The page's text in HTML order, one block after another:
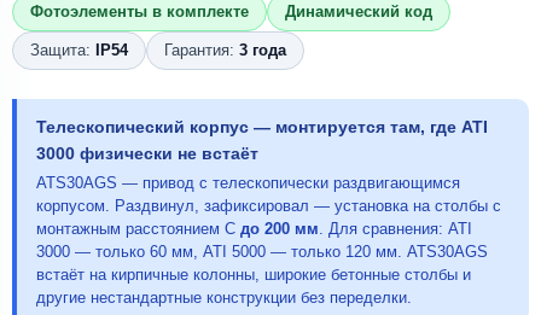
Фотоэлементы в комплекте Динамический код
Защита: IP54 Гарантия: 3 года
Телескопический корпус — монтируется там, где ATI
3000 физически не встаёт
ATS30AGS — привод с телескопически раздвигающимся
корпусом. Раздвинул, зафиксировал — установка на столбы с
монтажным расстоянием С до 200 мм . Для сравнения: ATI
3000 — только 60 мм, ATI 5000 — только 120 мм. ATS30AGS
встаёт на кирпичные колонны, широкие бетонные столбы и
другие нестандартные конструкции без переделки.